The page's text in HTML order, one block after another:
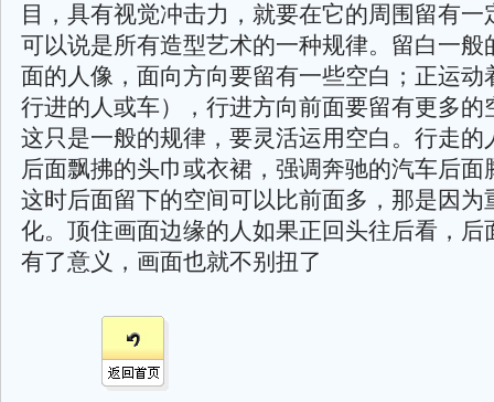
目，具有视觉冲击力，就要在它的周围留有一
可以说是所有造型艺术的一种规律。留白一般
面的人像，面向方向要留有一些空白；正运动
行进的人或车），行进方向前面要留有更多的
这只是一般的规律，要灵活运用空白。行走的
后面飘拂的头巾或衣裙，强调奔驰的汽车后面
这时后面留下的空间可以比前面多，那是因为
化。顶住画面边缘的人如果正回头往后看，后
有了意义，画面也就不别扭了